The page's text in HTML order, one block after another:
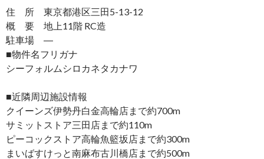
住 所 東京都港区三田5-13-12
概 要 地上11階 RC造
駐車場 ―
■物件名フリガナ
シーフォルムシロカネタカナワ
■近隣周辺施設情報
クイーンズ伊勢丹白金高輪店まで約700m
サミットストア三田店まで約110m
ピーコックストア高輪魚籃坂店まで約300m
まいばすけっと南麻布古川橋店まで約500m